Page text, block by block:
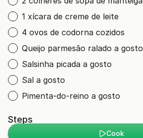
1 xícara de creme de leite
4 ovos de codorna cozidos
Queijo parmesão ralado a gosto
Salsinha picada a gosto
Sal a gosto
Pimenta-do-reino a gosto
Steps
Cook